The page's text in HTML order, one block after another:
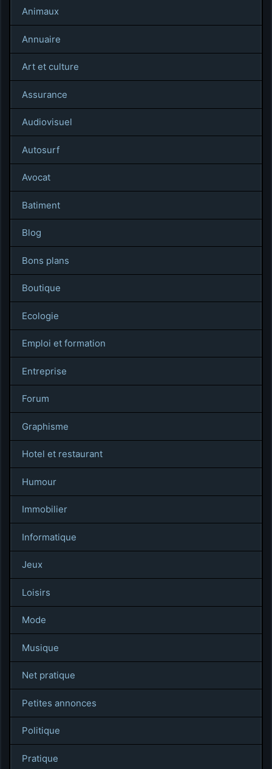
Animaux
Annuaire
Art et culture
Assurance
Audiovisuel
Autosurf
Avocat
Batiment
Blog
Bons plans
Boutique
Ecologie
Emploi et formation
Entreprise
Forum
Graphisme
Hotel et restaurant
Humour
Immobilier
Informatique
Jeux
Loisirs
Mode
Musique
Net pratique
Petites annonces
Politique
Pratique